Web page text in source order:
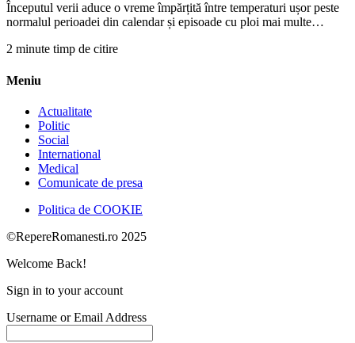
Începutul verii aduce o vreme împărțită între temperaturi ușor peste
normalul perioadei din calendar și episoade cu ploi mai multe…
2 minute timp de citire
Meniu
Actualitate
Politic
Social
International
Medical
Comunicate de presa
Politica de COOKIE
©RepereRomanesti.ro 2025
Welcome Back!
Sign in to your account
Username or Email Address